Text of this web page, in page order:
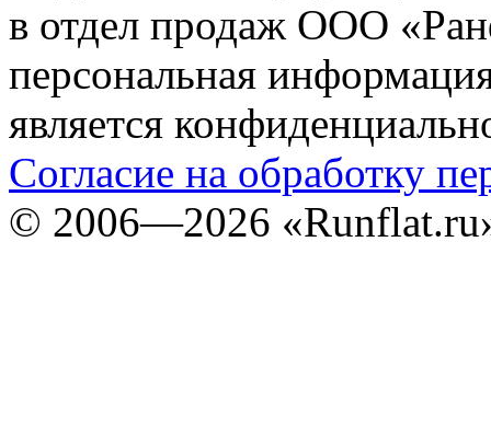
в отдел продаж ООО
персональная
является
Согласие на обработку
© 2006—2026